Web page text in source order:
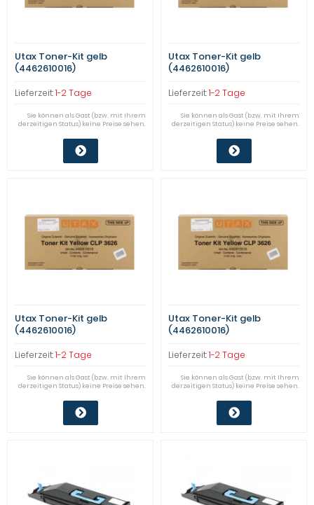
Utax Toner-Kit gelb
(4462610016)
Lieferzeit:1-2 Tage
Sie können als Gast (bzw. mit Ihrem
derzeitigen Status) keine Preise sehen.
Utax Toner-Kit gelb
(4462610016)
Lieferzeit:1-2 Tage
Sie können als Gast (bzw. mit Ihrem
derzeitigen Status) keine Preise sehen.
Utax Toner-Kit gelb
(4462610016)
Lieferzeit:1-2 Tage
Sie können als Gast (bzw. mit Ihrem
derzeitigen Status) keine Preise sehen.
Utax Toner-Kit gelb
(4462610016)
Lieferzeit:1-2 Tage
Sie können als Gast (bzw. mit Ihrem
derzeitigen Status) keine Preise sehen.